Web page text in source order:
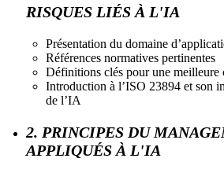
RISQUES LIÉS À L'IA
Présentation du domaine
Références normatives pertinentes
Définitions clés pour une meilleure
Introduction à l’ISO 23894 et son
de l’IA
2. PRINCIPES DU
APPLIQUÉS À L'IA